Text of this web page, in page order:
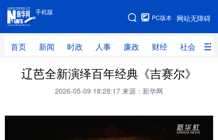
手机版
网站无障碍
PC版本
首页 新闻 时政 人事 廉政 财经 社会 科
手机版
网站地图
首页 新闻 时政 人事
财经 社会
文化 教育 健康 旅游
直播 无人机
辽芭全新演绎百年经典《吉赛尔》
2026-05-09 18:28:17 来源：新华网